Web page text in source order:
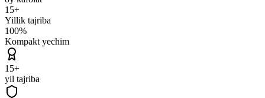
15+
Yillik tajriba
100%
Kompakt yechim
15+
yil tajriba